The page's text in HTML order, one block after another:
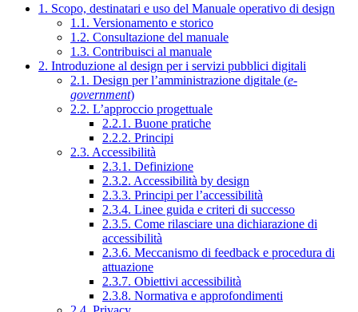
1. Scopo, destinatari e uso del Manuale operativo di design
1.1. Versionamento e storico
1.2. Consultazione del manuale
1.3. Contribuisci al manuale
2. Introduzione al design per i servizi pubblici digitali
2.1. Design per l’amministrazione digitale (e-
government)
2.2. L’approccio progettuale
2.2.1. Buone pratiche
2.2.2. Principi
2.3. Accessibilità
2.3.1. Definizione
2.3.2. Accessibilità by design
2.3.3. Principi per l’accessibilità
2.3.4. Linee guida e criteri di successo
2.3.5. Come rilasciare una dichiarazione di
accessibilità
2.3.6. Meccanismo di feedback e procedura di
attuazione
2.3.7. Obiettivi accessibilità
2.3.8. Normativa e approfondimenti